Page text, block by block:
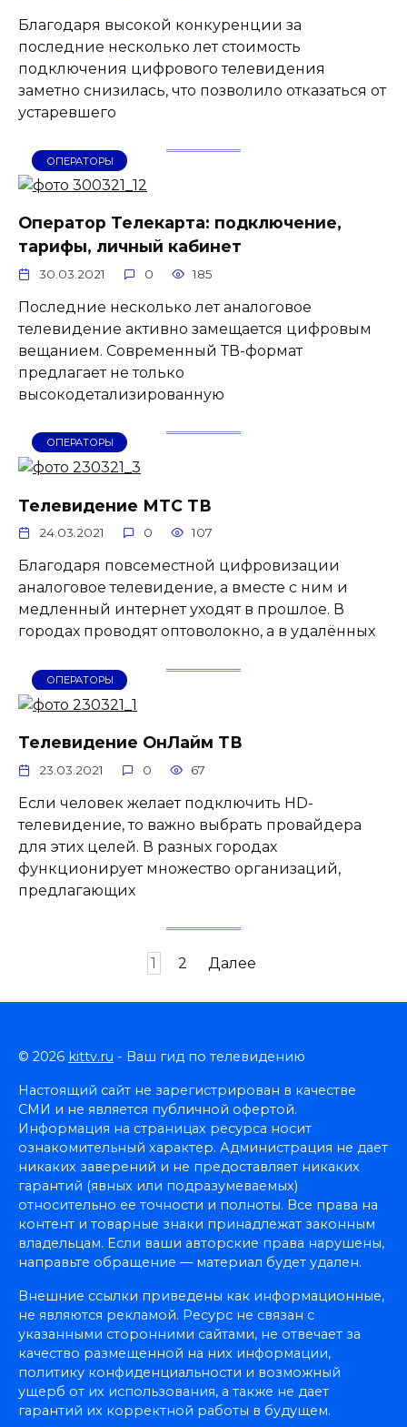
Благодаря высокой конкуренции за
последние несколько лет стоимость
подключения цифрового телевидения
заметно снизилась, что позволило отказаться от
устаревшего
ОПЕРАТОРЫ
Оператор Телекарта: подключение,
тарифы, личный кабинет
30.03.2021 0 185
Последние несколько лет аналоговое
телевидение активно замещается цифровым
вещанием. Современный ТВ-формат
предлагает не только
высокодетализированную
ОПЕРАТОРЫ
Телевидение МТС ТВ
24.03.2021 0 107
Благодаря повсеместной цифровизации
аналоговое телевидение, а вместе с ним и
медленный интернет уходят в прошлое. В
городах проводят оптоволокно, а в удалённых
ОПЕРАТОРЫ
Телевидение ОнЛайм ТВ
23.03.2021 0 67
Если человек желает подключить HD-
телевидение, то важно выбрать провайдера
для этих целей. В разных городах
функционирует множество организаций,
предлагающих
1 2 Далее
© 2026 kittv.ru - Ваш гид по телевидению
Настоящий сайт не зарегистрирован в качестве
СМИ и не является публичной офертой.
Информация на страницах ресурса носит
ознакомительный характер. Администрация не дает
никаких заверений и не предоставляет никаких
гарантий (явных или подразумеваемых)
относительно ее точности и полноты. Все права на
контент и товарные знаки принадлежат законным
владельцам. Если ваши авторские права нарушены,
направьте обращение — материал будет удален.
Внешние ссылки приведены как информационные,
не являются рекламой. Ресурс не связан с
указанными сторонними сайтами, не отвечает за
качество размещенной на них информации,
политику конфиденциальности и возможный
ущерб от их использования, а также не дает
гарантий их корректной работы в будущем.